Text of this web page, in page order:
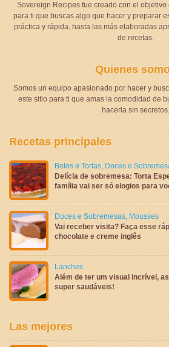
Sovereign Recipes fue creado con el
para ti que buscas algo que hacer y preparar
práctica y rápida, hasta las más elaboradas
de recetas.
Quienes
Somos un equipo apasionado por hacer y
este sitio para ti que amas la comodidad de
hacerla sin secretos.
Recetas principales
Bolos e Tortas, Doces e
Delícia de sobremesa: Torta
família vai ser só elogios para
Doces e Sobremesas, Mousses
Vai receber visita? Faça esse
chocolate e creme inglês
Lanches
Além de ter um visual incrível,
super saudáveis!
Las mejores